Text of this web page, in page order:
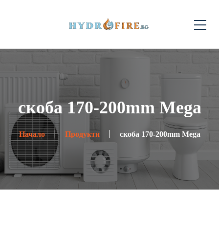
скоба 170-200mm Mega
Начало Продукти скоба 170-200mm Mega